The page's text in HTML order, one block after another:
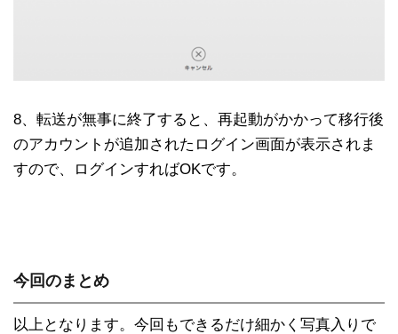
8、転送が無事に終了すると、再起動がかかって移行後
のアカウントが追加された ログイン画面が表示されま
すので、ログインすればOKです。
今回のまとめ
以上となります。今回もできるだけ細かく写真入りで